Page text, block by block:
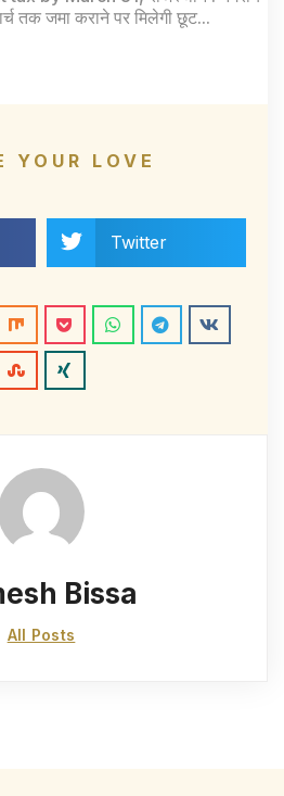
तक जमा कराने पर मिलेगी छूट...
YOUR LOVE
Twitter
Bissa
All Posts